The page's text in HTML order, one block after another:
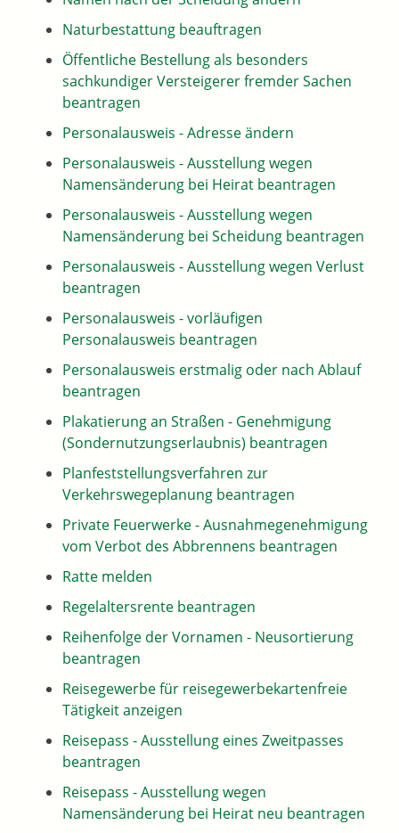
Naturbestattung beauftragen
Öffentliche Bestellung als besonders
sachkundiger Versteigerer fremder Sachen
beantragen
Personalausweis - Adresse ändern
Personalausweis - Ausstellung wegen
Namensänderung bei Heirat beantragen
Personalausweis - Ausstellung wegen
Namensänderung bei Scheidung beantragen
Personalausweis - Ausstellung wegen Verlust
beantragen
Personalausweis - vorläufigen
Personalausweis beantragen
Personalausweis erstmalig oder nach Ablauf
beantragen
Plakatierung an Straßen - Genehmigung
(Sondernutzungserlaubnis) beantragen
Planfeststellungsverfahren zur
Verkehrswegeplanung beantragen
Private Feuerwerke - Ausnahmegenehmigung
vom Verbot des Abbrennens beantragen
Ratte melden
Regelaltersrente beantragen
Reihenfolge der Vornamen - Neusortierung
beantragen
Reisegewerbe für reisegewerbekartenfreie
Tätigkeit anzeigen
Reisepass - Ausstellung eines Zweitpasses
beantragen
Reisepass - Ausstellung wegen
Namensänderung bei Heirat neu beantragen